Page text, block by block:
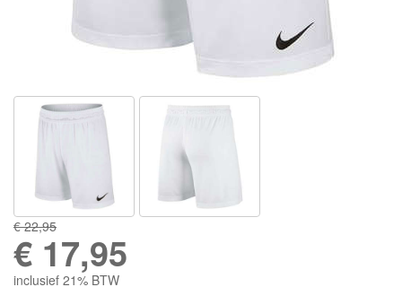
€ 22,95
€ 17,95
inclusief 21% BTW